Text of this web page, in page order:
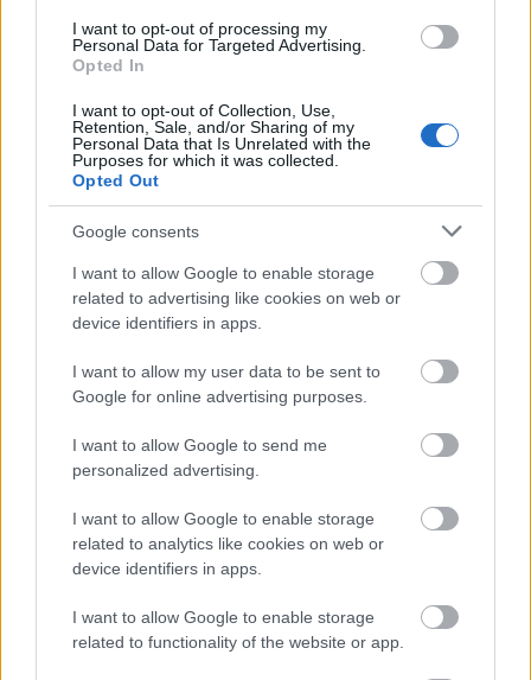
I want to opt-out of processing my
Personal Data for Targeted Advertising.
Opted In
I want to opt-out of Collection, Use,
Retention, Sale, and/or Sharing of my
Personal Data that Is Unrelated with the
Purposes for which it was collected.
Opted Out
Google consents
I want to allow Google to enable storage
related to advertising like cookies on web or
device identifiers in apps.
I want to allow my user data to be sent to
Google for online advertising purposes.
I want to allow Google to send me
personalized advertising.
I want to allow Google to enable storage
related to analytics like cookies on web or
device identifiers in apps.
I want to allow Google to enable storage
related to functionality of the website or app.
felülvizsgálat árnyékában?
Országos hírek
A Nyugatiból 180 éve futott ki az első gőzös -
megünnepelték a magyar vasút napját
Helyi hírek